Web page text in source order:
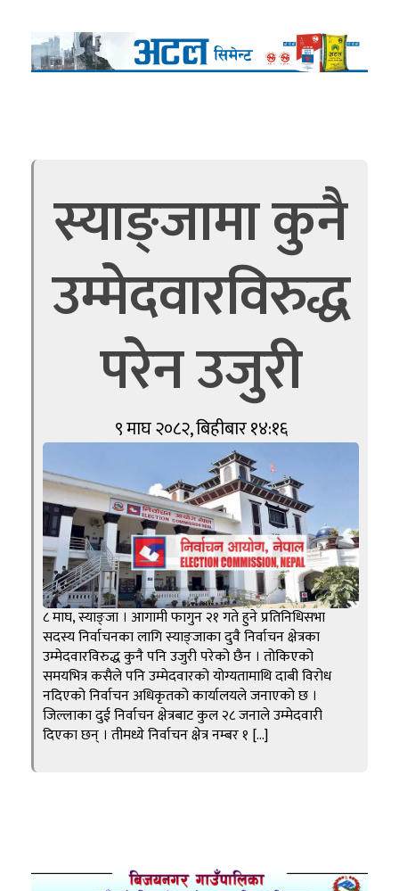
स्याङ्जामा कुनै
उम्मेदवारविरुद्ध
परेन उजुरी
९ माघ २०८२, बिहीबार १४:१६
८ माघ, स्याङ्जा । आगामी फागुन २१ गते हुने प्रतिनिधिसभा
सदस्य निर्वाचनका लागि स्याङ्जाका दुवै निर्वाचन क्षेत्रका
उम्मेदवारविरुद्ध कुनै पनि उजुरी परेको छैन । तोकिएको
समयभित्र कसैले पनि उम्मेदवारको योग्यतामाथि दाबी विरोध
नदिएको निर्वाचन अधिकृतको कार्यालयले जनाएको छ ।
जिल्लाका दुई निर्वाचन क्षेत्रबाट कुल २८ जनाले उम्मेदवारी
दिएका छन् । तीमध्ये निर्वाचन क्षेत्र नम्बर १ […]